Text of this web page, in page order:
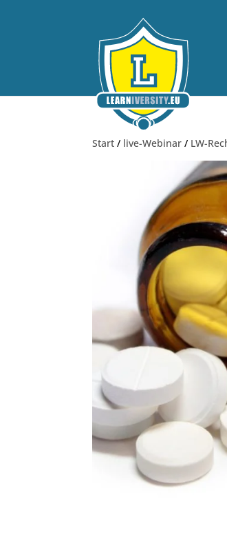
Start / live-Webinar / LW-